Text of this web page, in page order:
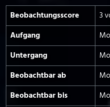
Beobachtungs­score
3
Aufgang
Untergang
Beobachtbar ab
Beobachtbar bis